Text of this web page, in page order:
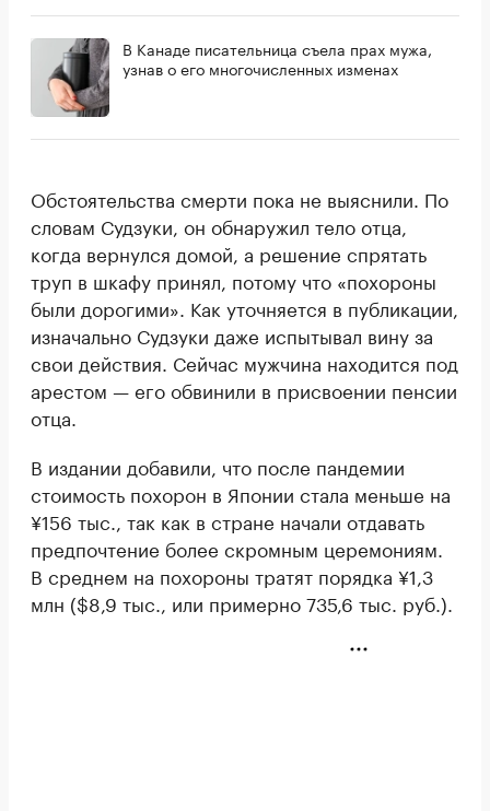
В Канаде писательница съела прах мужа,
узнав о его многочисленных изменах
Обстоятельства смерти пока не выяснили. По
словам Судзуки, он обнаружил тело отца,
когда вернулся домой, а решение спрятать
труп в шкафу принял, потому что «похороны
были дорогими». Как уточняется в публикации,
изначально Судзуки даже испытывал вину за
свои действия. Сейчас мужчина находится под
арестом — его обвинили в присвоении пенсии
отца.
В издании добавили, что после пандемии
стоимость похорон в Японии стала меньше на
¥156 тыс., так как в стране начали отдавать
предпочтение более скромным церемониям.
В среднем на похороны тратят порядка ¥1,3
млн ($8,9 тыс., или примерно 735,6 тыс. руб.).